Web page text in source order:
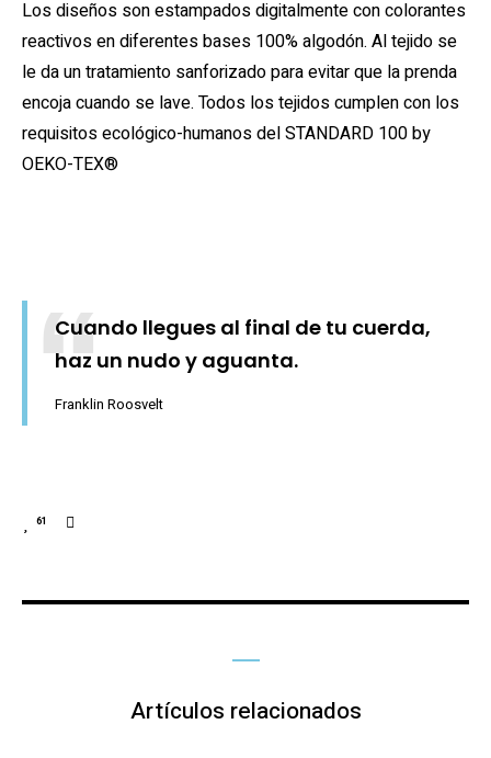
Los diseños son estampados digitalmente con colorantes
reactivos en diferentes bases 100% algodón. Al tejido se
le da un tratamiento sanforizado para evitar que la prenda
encoja cuando se lave. Todos los tejidos cumplen con los
requisitos ecológico-humanos del STANDARD 100 by
OEKO-TEX®
Cuando llegues al final de tu cuerda,
haz un nudo y aguanta.
Franklin Roosvelt
61
Artículos relacionados